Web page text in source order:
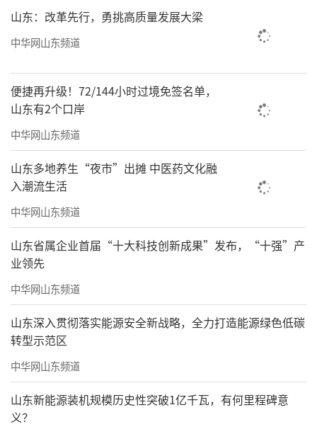
山东：改革先行，勇挑高质量发展大梁
中华网山东频道
便捷再升级！72/144小时过境免签名单，
山东有2个口岸
中华网山东频道
山东多地养生“夜市”出摊 中医药文化融
入潮流生活
中华网山东频道
山东省属企业首届“十大科技创新成果”发布，“十强”产
业领先
中华网山东频道
山东深入贯彻落实能源安全新战略，全力打造能源绿色低碳
转型示范区
中华网山东频道
山东新能源装机规模历史性突破1亿千瓦，有何里程碑意
义？